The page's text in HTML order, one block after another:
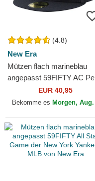
(4.8)
New Era
Mützen flach marineblau
angepasst 59FIFTY AC
der New York Yankees MLB
von New Era
EUR 40,95
Bekomme es Morgen, Aug.